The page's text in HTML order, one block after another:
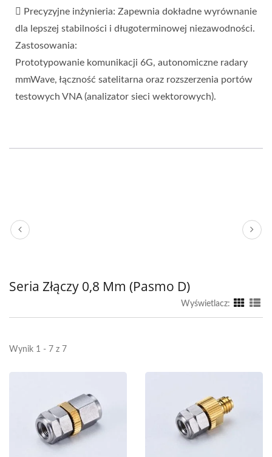
 Precyzyjne inżynieria: Zapewnia dokładne wyrównanie
dla lepszej stabilności i długoterminowej niezawodności.
Zastosowania:
Prototypowanie komunikacji 6G, autonomiczne radary
mmWave, łączność satelitarna oraz rozszerzenia portów
testowych VNA (analizator sieci wektorowych).
Seria Złączy 0,8 Mm (pasmo D)
Wyświetlacz:
Wynik 1 - 7 z 7